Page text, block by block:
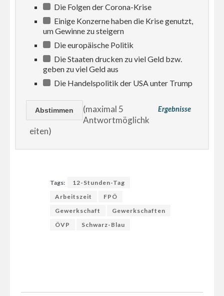
Die Folgen der Corona-Krise
Einige Konzerne haben die Krise genutzt,
um Gewinne zu steigern
Die europäische Politik
Die Staaten drucken zu viel Geld bzw.
geben zu viel Geld aus
Die Handelspolitik der USA unter Trump
Ergebnisse
(maximal 5
Antwortmöglichk
eiten)
Tags:
12-Stunden-Tag
Arbeitszeit
FPÖ
Gewerkschaft
Gewerkschaften
ÖVP
Schwarz-Blau